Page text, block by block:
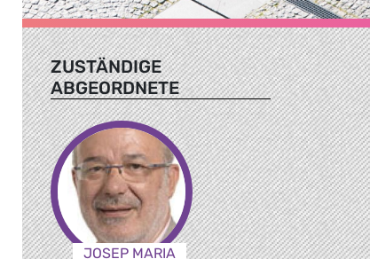
ZUSTÄNDIGE
ABGEORDNETE
JOSEP MARIA